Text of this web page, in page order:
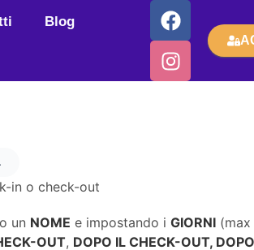
Blog
in o check-out
un NOME e impostando iGIORNI
OUT, DOPO IL CHECK-OUT,